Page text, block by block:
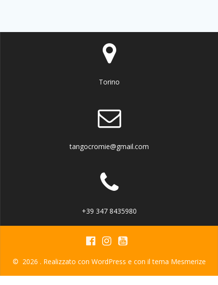
Torino
tangocromie@gmail.com
+39 347 8435980
© 2026 . Realizzato con WordPress e con il tema Mesmerize